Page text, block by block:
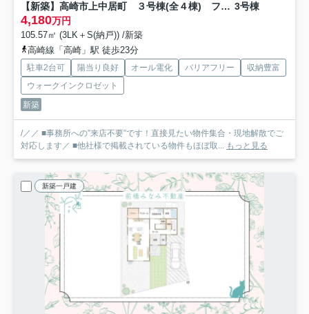
【新築】高崎市上中居町 ３号棟(全４棟) フェリディアガーデン 新築建売分譲 3号棟
4,180万円
105.57㎡ (3LK＋S(納戸)) /新築
高崎線「高崎」駅 徒歩23分
駐車2台可 陽当り良好 オール電化 バリアフリー
収納豊富
ウォークインクロゼット
新築
/／／ ■事務所への”来店不要”です！直接見たい物件集合・現地解散でご
対応します／ ■他社様で掲載されている物件もほぼ取... もっと見る
新築一戸建